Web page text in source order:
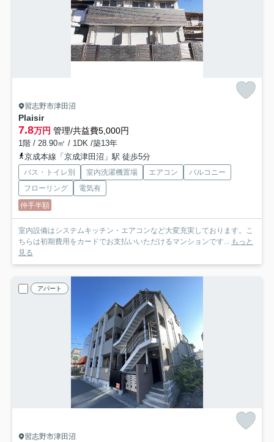
習志野市津田沼
Plaisir
7.8万円 管理/共益費5,000円
1階 / 28.90㎡ / 1DK /築13年
京成本線「京成津田沼」駅 徒歩5分
バス・トイレ別 室内洗濯機置場 エアコン
バルコニー
フローリング
電気有
仲手半額
室内設備はシステムキッチン・エアコンなど大変充実しております。こ
ちらは初期費用をカードでお支払いいただけるマンションです... もっと
見る
アパート
習志野市津田沼